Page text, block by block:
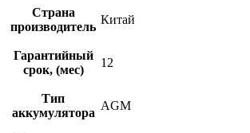
Страна
производитель
Китай
Гарантийный
срок, (мес)
12
Тип
аккумулятора
AGM